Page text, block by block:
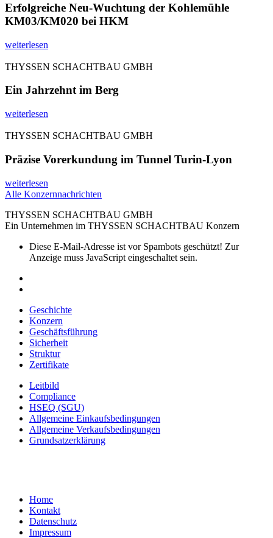
Erfolgreiche Neu-Wuchtung der Kohlemühle
KM03/KM020 bei HKM
weiterlesen
THYSSEN SCHACHTBAU GMBH
Ein Jahrzehnt im Berg
weiterlesen
THYSSEN SCHACHTBAU GMBH
Präzise Vorerkundung im Tunnel Turin-Lyon
weiterlesen
Alle Konzernnachrichten
THYSSEN SCHACHTBAU GMBH
Ein Unternehmen im THYSSEN SCHACHTBAU Konzern
Diese E-Mail-Adresse ist vor Spambots geschützt! Zur
Anzeige muss JavaScript eingeschaltet sein.
Geschichte
Konzern
Geschäftsführung
Sicherheit
Struktur
Zertifikate
Leitbild
Compliance
HSEQ (SGU)
Allgemeine Einkaufsbedingungen
Allgemeine Verkaufsbedingungen
Grundsatzerklärung
Home
Kontakt
Datenschutz
Impressum